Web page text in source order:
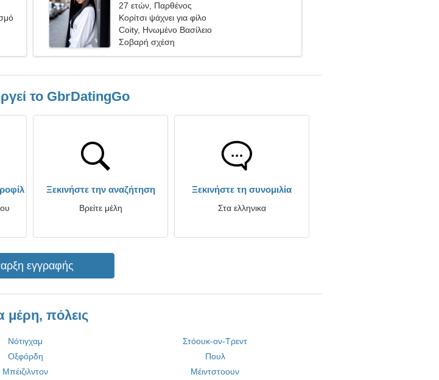
27 ετών, Παρθένος
Κορίτσι ψάχνει για φίλο
Coity, Ηνωμένο Βασίλειο
Σοβαρή σχέση
το GbrDatingGo
Ξεκινήστε την αναζήτηση
Βρείτε μέλη
Ξεκινήστε τη συνομιλία
Στα ελληνικα
εγγραφής
μέρη, πόλεις
Νότιγχαμ
Στόουκ-ον-Τρεντ
Οξφόρδη
Πουλ
Μπέιζιλντον Μέιντστοουν